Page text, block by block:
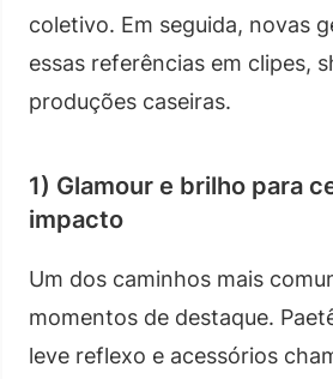
coletivo. Em seguida, novas
essas referências em clipes,
produções caseiras.
1) Glamour e brilho para
impacto
Um dos caminhos mais
momentos de destaque.
leve reflexo e acessórios